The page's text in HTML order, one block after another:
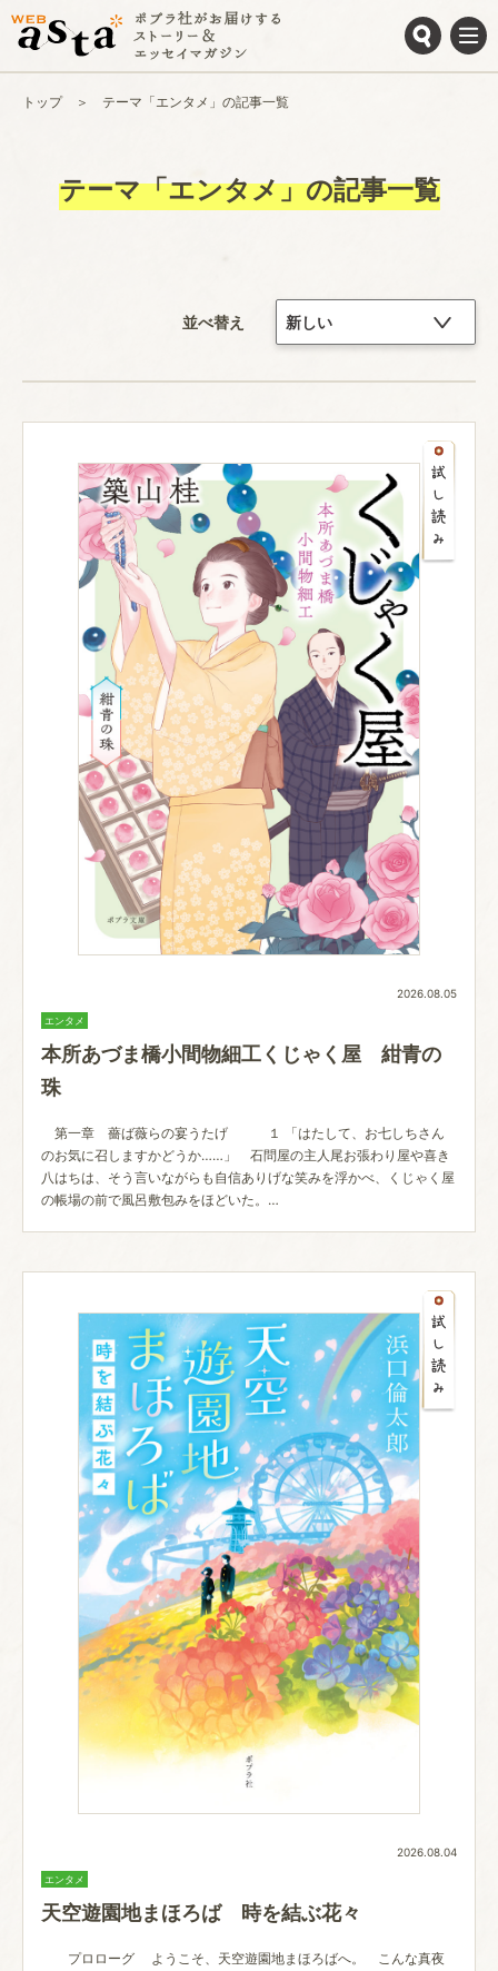
トップ テーマ「エンタメ」の記事一覧
テーマ「エンタメ」の記事一覧
並べ替え
2026.08.05
エンタメ
本所あづま橋小間物細工くじゃく屋 紺青の
珠
第一章 薔ば薇らの宴うたげ １ 「はたして、お七しちさん
のお気に召しますかどうか……」 石問屋の主人尾お張わり屋や喜き
八はちは、そう言いながらも自信ありげな笑みを浮かべ、くじゃく屋
の帳場の前で風呂敷包みをほどいた。…
2026.08.04
エンタメ
天空遊園地まほろば 時を結ぶ花々
プロローグ ようこそ、天空遊園地まほろばへ。 こんな真夜